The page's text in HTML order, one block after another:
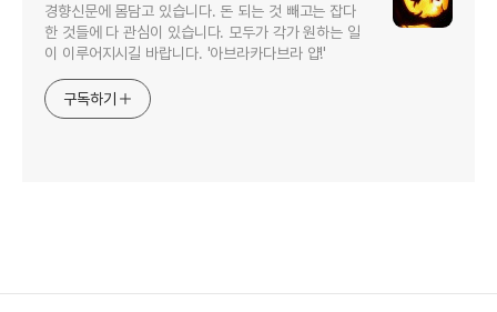
경향신문에 몸담고 있습니다. 돈 되는 것 빼고는 잡다
한 것들에 다 관심이 있습니다. 모두가 각가 원하는 일
이 이루어지시길 바랍니다. '아브라카다브라 얍!'
구독하기